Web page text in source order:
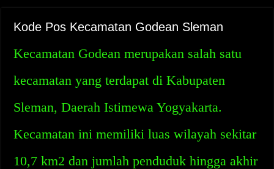
Kode Pos Kecamatan Godean Sleman
Kecamatan Godean merupakan salah satu
kecamatan yang terdapat di Kabupaten
Sleman, Daerah Istimewa Yogyakarta.
Kecamatan ini memiliki luas wilayah sekitar
10,7 km2 dan jumlah penduduk hingga akhir